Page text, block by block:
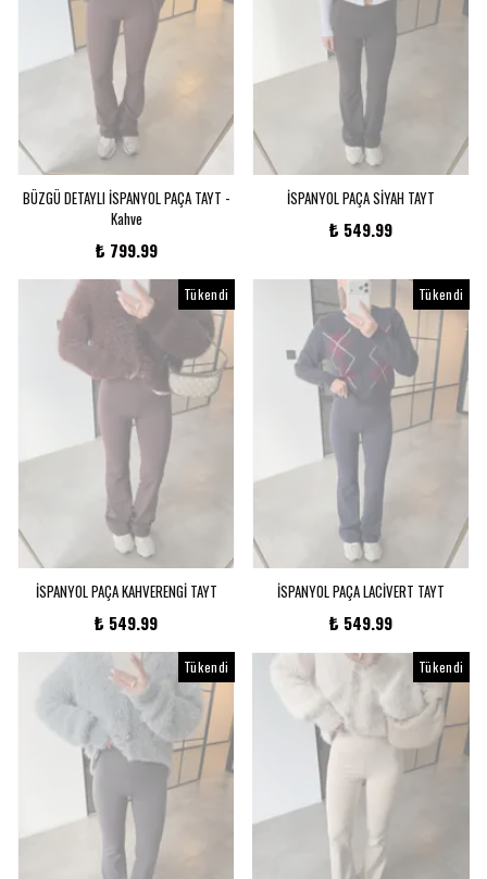
BÜZGÜ DETAYLI İSPANYOL PAÇA TAYT -
Kahve
₺ 799.99
İSPANYOL PAÇA SİYAH TAYT
₺ 549.99
Tükendi
İSPANYOL PAÇA KAHVERENGİ TAYT
₺ 549.99
Tükendi
İSPANYOL PAÇA LACİVERT TAYT
₺ 549.99
Tükendi Tükendi